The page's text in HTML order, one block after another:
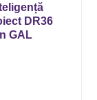
DR36
GAL